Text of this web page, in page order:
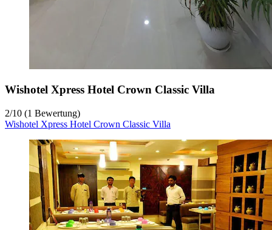
Wishotel Xpress Hotel Crown Classic Villa
2/10 (1 Bewertung)
Wishotel Xpress Hotel Crown Classic Villa